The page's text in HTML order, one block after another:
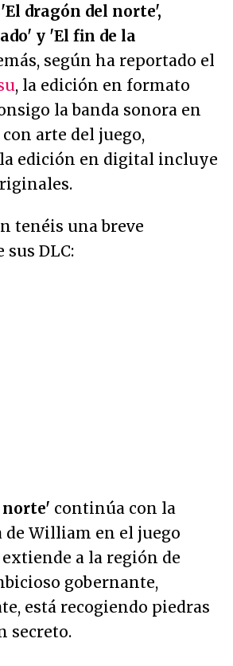
'El dragón del norte',
y 'El fin de la
según ha reportado el
, la edición en formato
la banda sonora en
arte del juego,
edición en digital incluye
tenéis una breve
sus DLC:
norte' continúa con la
William en el juego
a la región de
gobernante,
está recogiendo piedras
secreto.